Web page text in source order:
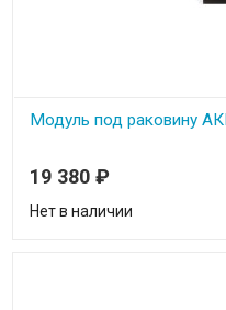
Модуль под раковину
19 380 ₽
Нет в наличии